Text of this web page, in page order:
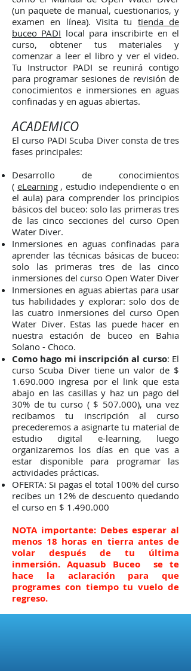
(un paquete de manual, cuestionarios, y
examen en línea). Visita tu tienda de
buceo PADI local para inscribirte en el
curso, obtener tus materiales y
comenzar a leer el libro y ver el video.
Tu Instructor PADI se reunirá contigo
para programar sesiones de revisión de
conocimientos e inmersiones en aguas
confinadas y en aguas abiertas.
ACADEMICO
El curso PADI Scuba Diver consta de tres
fases principales:
Desarrollo de conocimientos
( eLearning, estudio independiente o en
el aula) para comprender los principios
básicos del buceo: solo las primeras tres
de las cinco secciones del curso Open
Water Diver.
Inmersiones en aguas confinadas para
aprender las técnicas básicas de buceo:
solo las primeras tres de las cinco
inmersiones del curso Open Water Diver
Inmersiones en aguas abiertas para usar
tus habilidades y explorar: solo dos de
las cuatro inmersiones del curso Open
Water Diver. Estas las puede hacer en
nuestra estación de buceo en Bahia
Solano - Choco.
​Como hago mi inscripción al curso: El
curso Scuba Diver tiene un valor de $
1.690.000 ingresa por el link que esta
abajo en las casillas y haz un pago del
30% de tu curso ( $ 507.000), una vez
recibamos tu inscripción al curso
precederemos a asignarte tu material de
estudio digital e-learning, luego
organizaremos los días en que vas a
estar disponible para programar las
actividades prácticas.
OFERTA: Si pagas el total 100% del curso
recibes un 12% de descuento quedando
el curso en $ 1.490.000
NOTA importante: Debes esperar al
menos 18 horas en tierra antes de
volar después de tu última
inmersión. Aquasub Buceo se te
hace la aclaración para que
programes con tiempo tu vuelo de
regreso.